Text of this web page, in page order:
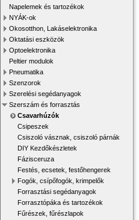
Napelemek és tartozékok
NYÁK-ok
Okosotthon, Lakáselektronika
Oktatási eszközök
Optoelektronika
Peltier modulok
Pneumatika
Szenzorok
Szerelési segédanyagok
Szerszám és forrasztás
Csavarhúzók
Csipeszek
Csiszoló vásznak, csiszoló párnák
DIY Kezdőkészletek
Fázisceruza
Festés, ecsetek, festőhengerek
Fogók, csípőfogók, krimpelők
Forrasztási segédanyagok
Forrasztópáka és tartozékok
Fűrészek, fűrészlapok